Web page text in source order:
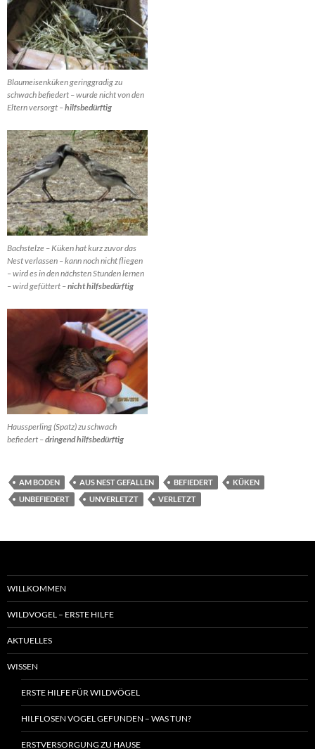
Blaumeisenküken geringgradig zu
schwach befiedert – wurde nicht von den
Eltern versorgt –hilfsbedürftig
Bachstelze – Küken hat kurz zuvor das
Nest verlassen – kann noch nicht fliegen
– wird es in den nächsten Stunden lernen
– wird gefüttert –nichthilfsbedürftig
Haussperling (Spatz) zu schwach
befiedert –dringend hilfsbedürftig
AM BODEN AUS NEST GEFALLEN BEFIEDERT
KÜKEN
UNBEFIEDERT
UNVERLETZT VERLETZT
WILLKOMMEN
WILDVOGEL – ERSTE HILFE
AKTUELLES
WISSEN
ERSTE HILFE FÜR WILDVÖGEL
HILFLOSEN VOGEL GEFUNDEN – WAS TUN?
ERSTVERSORGUNG ZU HAUSE